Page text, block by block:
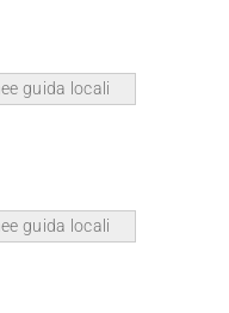
guida locali
guida locali